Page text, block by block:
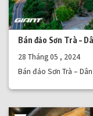
Bán đảo Sơn Trà –
28 Tháng 05 , 2024
Bán đảo Sơn Trà –